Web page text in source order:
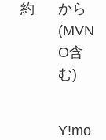
約
から
(MVN
O含
む)
Y!mo